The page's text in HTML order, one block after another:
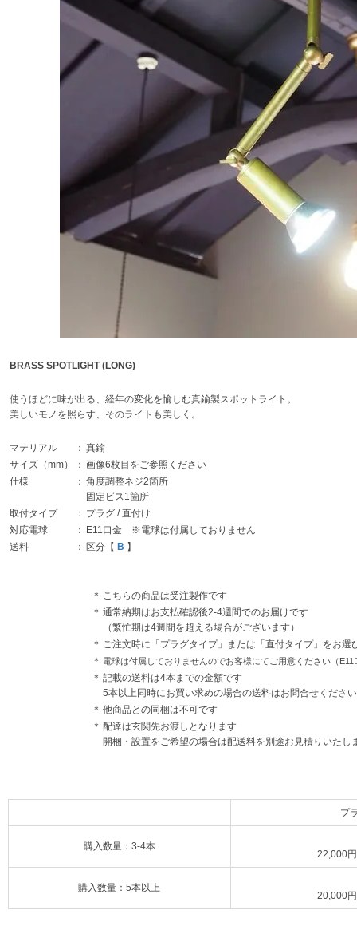
BRASS SPOTLIGHT (LONG)
使うほどに味が出る、経年の変化を愉しむ真鍮製スポットライト。
美しいモノを照らす、そのライトも美しく。
マテリアル ： 真鍮
サイズ（mm）
： 画像6枚目をご参照ください
仕様
： 角度調整ネジ2箇所
固定ビス1箇所
取付タイプ
： プラグ / 直付け
対応電球
： E11口金 ※電球は付属しておりません
送料
： 区分【 B 】
＊
こちらの商品は受注製作です
＊ 通常納期はお支払確認後2-4週間でのお届けです
（繁忙期は4週間を超える場合がございます）
＊
ご注文時に「プラグタイプ」または「直付タイプ」をお選
＊ 電球は付属しておりませんのでお客様にてご用意ください（E11
＊ 記載の送料は4本までの金額です
5本以上同時にお買い求めの場合の送料はお問合せください
＊ 他商品との同梱は不可です
＊ 配達は玄関先お渡しとなります
開梱・設置をご希望の場合は配送料を別途お見積りいたし
プ
購入数量：3-4本
22,000
購入数量：5本以上
20,000